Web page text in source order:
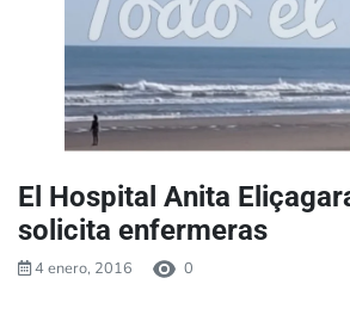
El Hospital Anita
solicita enfermeras
4 enero, 2016 0